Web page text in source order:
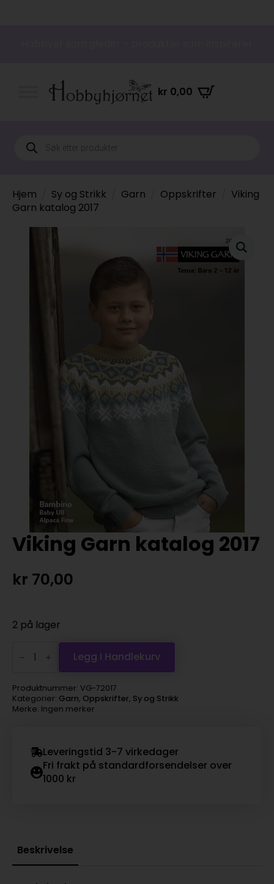
kr 0,00
Products
search
Hjem Sy og Strikk Garn Oppskrifter
Viking
Garn katalog 2017
Viking Garn katalog 2017
kr 70,00
2 på lager
Garn
katalog
antall
Legg I Handlekurv
Produktnummer: VG-72017
Kategorier: Garn, Oppskrifter, Sy og Strikk
Merke: Ingen merker
Leveringstid 3-7 virkedager
Fri frakt på standardforsendelser over
1000 kr
Beskrivelse